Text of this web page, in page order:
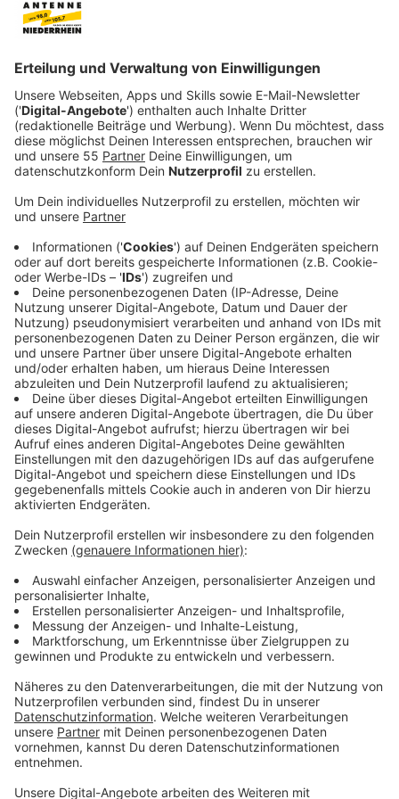
Mit diesem Erfolg hat die FotografinSimone Werner-
Neynun wirklich nicht gerechnet. Sie kam auf die
Schnapsidee, einfach mal Bierbäuche zu fotografieren.
Das Angebot im Internet stieß auf Interesse - von
einer Bierbrauerei. Die Brauerei Hütten aus
Warmensteinach in Nordbayern buchte die Fotografin
herausgekommen ist dann tatsächlich ein Bierbauch-
Kalender.
Die Models kommen laut BILD aus dem Bekannten-
und Kundenkreis der Brauerei. Herausgekommen ist ein
Kalender voller schöner Bierbäuche - eben echte
Männer halt. Wie sagt man so schön: Bier formte diese
schönen Körper.
Anzeige
©Simone Werner-Ney
Anzeige
Interview mit Fotografin Simone Werner-Ney
Anzeige
Unser Kollege Jürgen Bangert hat sich mit Fotografin
Simone Werner-Ney über das Projekt unterhalten und
wie es überhaupt dazu gekommen ist. Außerdem
verrät sie, dass jeder, der so einen Bierbauch-Kalender